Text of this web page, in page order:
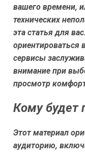
вашего времени,
технических
эта статья для
ориентироваться
сервисы
внимание при
просмотр
Кому будет
Этот материал
аудиторию,